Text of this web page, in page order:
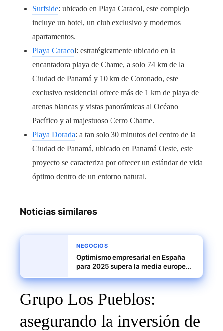
Surfside: ubicado en Playa Caracol, este complejo
incluye un hotel, un club exclusivo y modernos
apartamentos.
Playa Caracol: estratégicamente ubicado en la
encantadora playa de Chame, a solo 74 km de la
Ciudad de Panamá y 10 km de Coronado, este
exclusivo residencial ofrece más de 1 km de playa de
arenas blancas y vistas panorámicas al Océano
Pacífico y al majestuoso Cerro Chame.
Playa Dorada: a tan solo 30 minutos del centro de la
Ciudad de Panamá, ubicado en Panamá Oeste, este
proyecto se caracteriza por ofrecer un estándar de vida
óptimo dentro de un entorno natural.
Noticias similares
NEGOCIOS
Optimismo empresarial en España
para 2025 supera la media europea,
laborales
Grupo Los Pueblos:
asegurando la inversión de